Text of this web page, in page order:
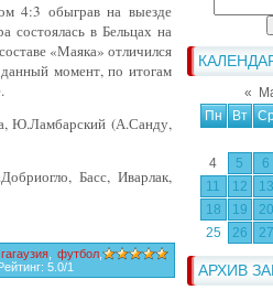
«
Пн
Вт
4
5 6
11
12 13
18
19 20
25
26 27
АРХИВ
4:3 обыграв на выезде
в Бельцах на
«Маяка» отличился
момент, по итогам
Ю.Ламбарский (А.Санду,
Басс, Иварлак,
гагаузия,футбол ,
: 5.0/1